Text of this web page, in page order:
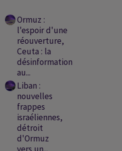
Ormuz :
l'espoir d'une
réouverture,
Ceuta : la
désinformation
au...
Liban :
nouvelles
frappes
israéliennes,
détroit
d'Ormuz